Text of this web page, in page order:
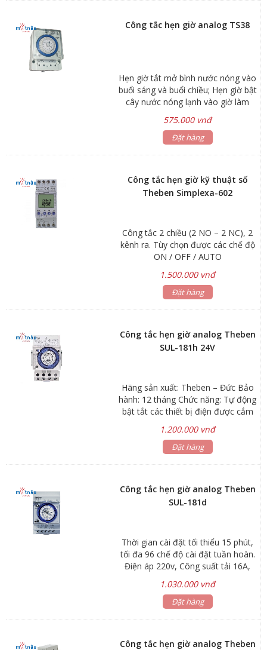
Công tắc hẹn giờ analog TS38
Hẹn giờ tắt mở bình nước nóng vào
buổi sáng và buổi chiều; Hẹn giờ bật
cây nước nóng lạnh vào giờ làm
tắt đèn quảng cáo, đèn sân vườn,
đèn cổng...; Hẹn giờ bơm nước tưới
575.000 vnđ
Đặt hàng
Công tắc hẹn giờ kỹ thuật số
Theben Simplexa-602
Công tắc 2 chiều (2 NO – 2 NC), 2
kênh ra. Tùy chọn được các chế độ
ON / OFF / AUTO
1.500.000 vnđ
Đặt hàng
Công tắc hẹn giờ analog Theben
SUL-181h 24V
Hãng sản xuất: Theben – Đức Bảo
hành: 12 tháng Chức năng: Tự động
bật tắt các thiết bị điện được cắm
Ứng dụng: Hẹn giờ tắt mở bình
nước nóng vào buổi sáng và buổi
giờ; Hẹn giờ bật tắt đèn quảng cáo,
đèn sân vườn, đèn cổng...; Hẹn giờ
bơm nước tưới cây, bơm nước bể
module 3 tép Thời gian cài đặt tối
thiểu 30 phút, tối đa 48 chế độ cài
đặt tuần hoàn Điện áp 24V - DC
1.200.000 vnđ
Đặt hàng
Công tắc hẹn giờ analog Theben
SUL-181d
Thời gian cài đặt tối thiểu 15 phút,
tối đa 96 chế độ cài đặt tuần hoàn.
Điện áp 220v, Công suất tải 16A,
1.030.000 vnđ
Đặt hàng
Công tắc hẹn giờ analog Theben